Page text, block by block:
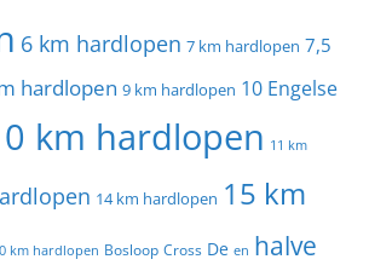
6 km hardlopen 7 km hardlopen 7,5
hardlopen 9 km hardlopen 10 Engelse
km hardlopen 11 km
14 km hardlopen 15 km
km hardlopen Bosloop Cross De en halve